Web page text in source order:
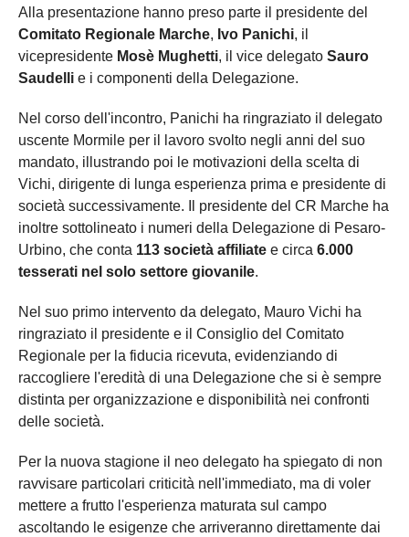
Alla presentazione hanno preso parte il presidente del
Comitato Regionale Marche, Ivo Panichi, il
vicepresidente Mosè Mughetti, il vice delegato Sauro
Saudelli e i componenti della Delegazione.
Nel corso dell'incontro, Panichi ha ringraziato il delegato
uscente Mormile per il lavoro svolto negli anni del suo
mandato, illustrando poi le motivazioni della scelta di
Vichi, dirigente di lunga esperienza prima e presidente di
società successivamente. Il presidente del CR Marche ha
inoltre sottolineato i numeri della Delegazione di Pesaro-
Urbino, che conta 113 società affiliate e circa 6.000
tesserati nel solo settore giovanile.
Nel suo primo intervento da delegato, Mauro Vichi ha
ringraziato il presidente e il Consiglio del Comitato
Regionale per la fiducia ricevuta, evidenziando di
raccogliere l'eredità di una Delegazione che si è sempre
distinta per organizzazione e disponibilità nei confronti
delle società.
Per la nuova stagione il neo delegato ha spiegato di non
ravvisare particolari criticità nell'immediato, ma di voler
mettere a frutto l'esperienza maturata sul campo
ascoltando le esigenze che arriveranno direttamente dai